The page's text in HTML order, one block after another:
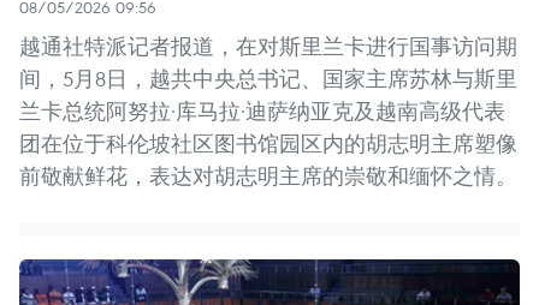
08/05/2026 09:56
越通社特派记者报道，在对斯里兰卡进行国事访问期
间，5月8日，越共中央总书记、国家主席苏林与斯里
兰卡总统阿努拉·库马拉·迪萨纳亚克及越南高级代表
团在位于科伦坡社区图书馆园区内的胡志明主席塑像
前敬献鲜花，表达对胡志明主席的崇敬和缅怀之情。